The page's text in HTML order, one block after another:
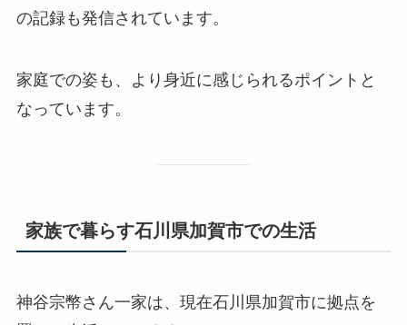
の記録も発信されています。
家庭での姿も、より身近に感じられるポイントと
なっています。
家族で暮らす石川県加賀市での生活
神谷宗幣さん一家は、現在石川県加賀市に拠点を